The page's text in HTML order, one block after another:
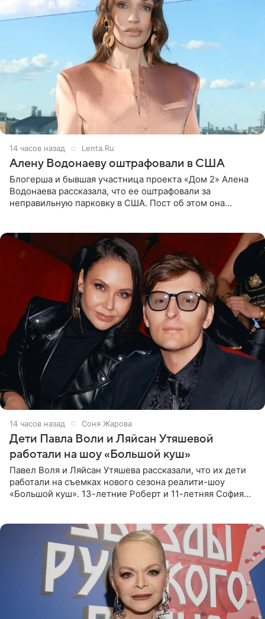
14 часов назад Lenta.Ru
Алену Водонаеву оштрафовали в США
Блогерша и бывшая участница проекта «Дом 2» Алена
Водонаева рассказала, что ее оштрафовали за
неправильную парковку в США. Пост об этом она
14 часов назад Соня Жарова
Дети Павла Воли и Ляйсан Утяшевой
работали на шоу «Большой куш»
Павел Воля и Ляйсан Утяшева рассказали, что их дети
работали на съемках нового сезона реалити-шоу
«Большой куш». 13-летние Роберт и 11-летняя София